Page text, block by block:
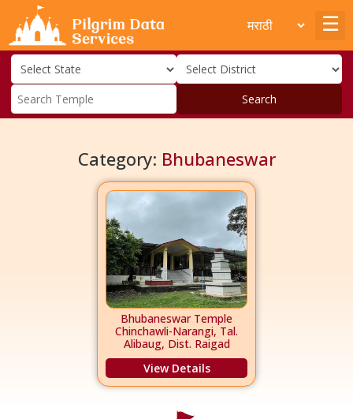
Search
Category: Bhubaneswar
Bhubaneswar Temple
Chinchawli-Narangi, Tal.
Alibaug, Dist. Raigad
View Details